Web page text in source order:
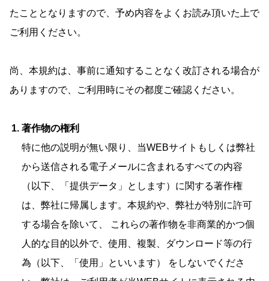
たこととなりますので、予め内容をよくお読み頂いた上で
ご利用ください。
尚、本規約は、事前に通知することなく改訂される場合が
ありますので、ご利用時にその都度ご確認ください。
著作物の権利
特に他の説明が無い限り、当WEBサイトもしくは弊社
から送信される電子メールに含まれるすべての内容
（以下、「提供データ」とします）に関する著作権
は、弊社に帰属します。本規約や、弊社が特別に許可
する場合を除いて、 これらの著作物を非商業的かつ個
人的な目的以外で、使用、複製、ダウンロード等の行
為（以下、「使用」といいます） をしないでくださ